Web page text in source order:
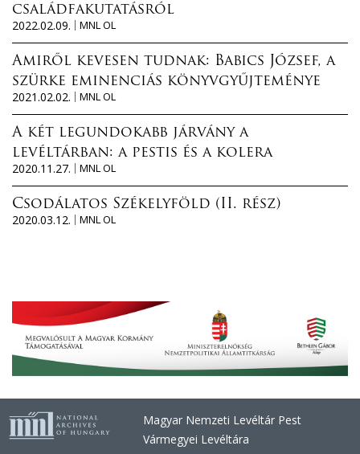
családfakutatásról
2022.02.09.
MNL OL
Amiről kevesen tudnak: Babics József, a
szürke eminenciás könyvgyűjteménye
2021.02.02.
MNL OL
A két legundokabb járvány a
levéltárban: a pestis és a kolera
2020.11.27.
MNL OL
Csodálatos Székelyföld (II. rész)
2020.03.12.
MNL OL
Magyar Nemzeti Levéltár Pest
Vármegyei Levéltára